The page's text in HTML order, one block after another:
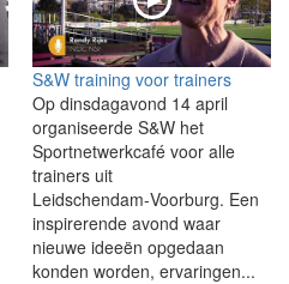
S&W training voor trainers
Op dinsdagavond 14 april
organiseerde S&W het
Sportnetwerkcafé voor alle
trainers uit
Leidschendam‑Voorburg. Een
inspirerende avond waar
nieuwe ideeën opgedaan
konden worden, ervaringen...